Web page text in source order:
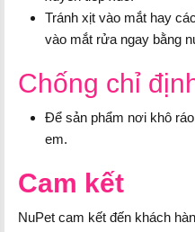
Tránh xịt vào mắt hay
vào mắt rửa ngay bằng
Chống chỉ
Để sản phẩm nơi khô
em.
Cam kết
NuPet cam kết đến khách